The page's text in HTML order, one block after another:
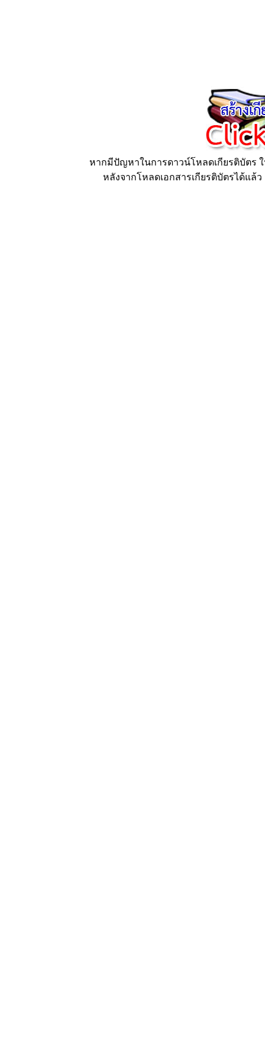
หากมีปัญหาในการดาวน์โหลดเกียรติบัตร
หลังจากโหลดเอกสารเกียรติบัตรได้แล้